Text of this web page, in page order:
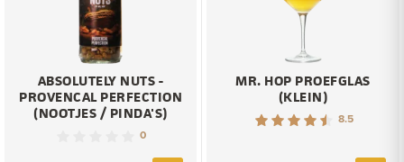
ABSOLUTELY NUTS -
PROVENCAL PERFECTION
(NOOTJES / PINDA'S)
0
MR. HOP PROEFGLAS
(KLEIN)
8.5